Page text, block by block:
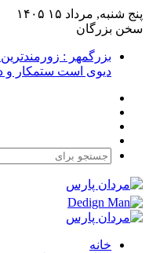
پنج شنبه, مرداد ۱۵ ۱۴۰۵
سخن بزرگان
بزرگمهر :
دیوی است ستمکار و
خانه